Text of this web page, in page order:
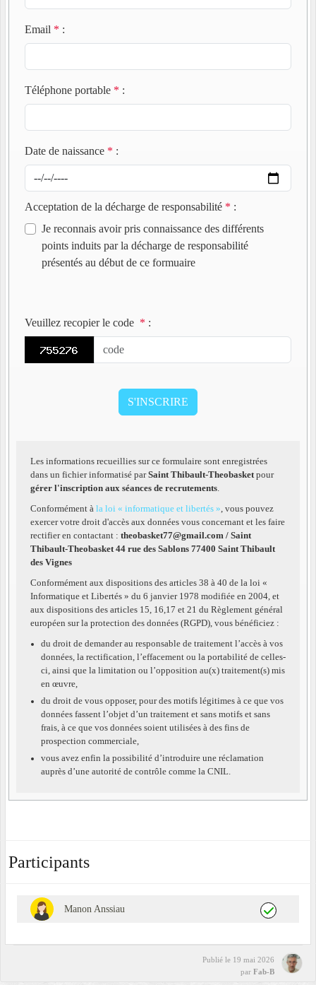
Email * :
Téléphone portable * :
Date de naissance * :
Acceptation de la décharge de responsabilité * :
Je reconnais avoir pris connaissance des différents
points induits par la décharge de responsabilité
présentés au début de ce formuaire
Veuillez recopier le code * :
Les informations recueillies sur ce formulaire sont enregistrées
dans un fichier informatisé parSaint Thibault-Theobasketpour
gérer l'inscription aux séances de recrutements.
Conformément à la loi « informatique et libertés », vous pouvez
exercer votre droit d'accès aux données vous concernant et les faire
rectifier en contactant : theobasket77@gmail.com / Saint
Thibault-Theobasket 44 rue des Sablons 77400 Saint Thibault
des Vignes
Conformément aux dispositions des articles 38 à 40 de la loi «
Informatique et Libertés » du 6 janvier 1978 modifiée en 2004, et
aux dispositions des articles 15, 16,17 et 21 du Règlement général
européen sur la protection des données (RGPD), vous bénéficiez :
du droit de demander au responsable de traitement l’accès à vos
données, la rectification, l’effacement ou la portabilité de celles-
ci, ainsi que la limitation ou l’opposition au(x) traitement(s) mis
en œuvre,
du droit de vous opposer, pour des motifs légitimes à ce que vos
données fassent l’objet d’un traitement et sans motifs et sans
frais, à ce que vos données soient utilisées à des fins de
prospection commerciale,
vous avez enfin la possibilité d’introduire une réclamation
auprès d’une autorité de contrôle comme la CNIL.
Participants
Manon Anssiau
Publié le 19 mai 2026
par Fab-B